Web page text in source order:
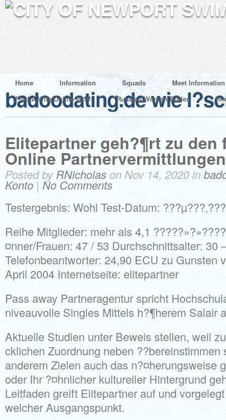
Home Information Squads
Meet Information
Find A Wife Online 2019
Russian Women Brides
badoodating.de wie
Elitepartner geh?¶rt zu den
Online
Posted byRNicholas on Nov 14, 2020 in
Konto | No Comments
Testergebnis: Wohl Test-Datum:
Reihe Mitglieder: mehr als 4,1
¤nner/Frauen: 47 / 53 Durchschnittsalter: 30
Telefonbeantworter: 24,90 ECU zu Gunsten
April 2004 Internetseite: elitepartner
Pass away Partneragentur spricht
niveauvolle Singles Mittels h?¶herem Salair
Aktuelle Studien unter Beweis stellen, weil
cklichen Zuordnung neben
anderem Zielen auch das n?¤herungsweise
oder Ihr ?¤hnlicher kultureller Hintergrund
Leitfaden greift Elitepartner auf und
welcher Ausgangspunkt.